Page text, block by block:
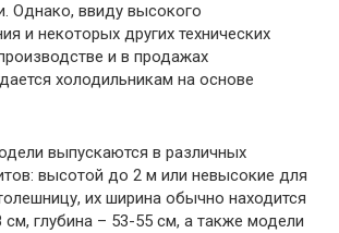
Однако, ввиду высокого
и некоторых других технических
и в продажах
холодильникам на основе
выпускаются в различных
высотой до 2 м или невысокие для
их ширина обычно находится
см, глубина – 53-55 см, а также модели